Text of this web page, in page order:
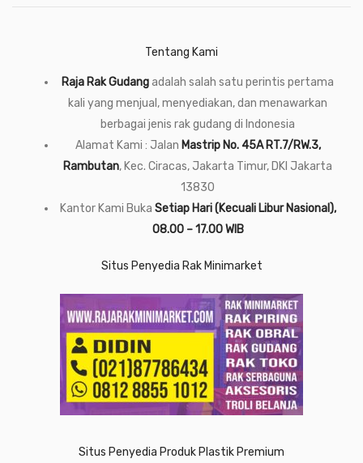
Tentang Kami
Raja Rak Gudangadalah salah satu perintis pertama
kali yang menjual, menyediakan, dan menawarkan
berbagai jenis rak gudang di Indonesia
Alamat Kami : Jalan Mastrip No. 45A RT.7/RW.3,
Rambutan, Kec. Ciracas, Jakarta Timur, DKI Jakarta
13830
Kantor Kami Buka Setiap Hari (Kecuali Libur Nasional),
08.00 – 17.00 WIB
Situs Penyedia Rak Minimarket
Situs Penyedia Produk Plastik Premium